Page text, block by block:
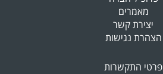
מאמרים
יצירת קשר
הצהרת נגישות
פרטי התקשרות